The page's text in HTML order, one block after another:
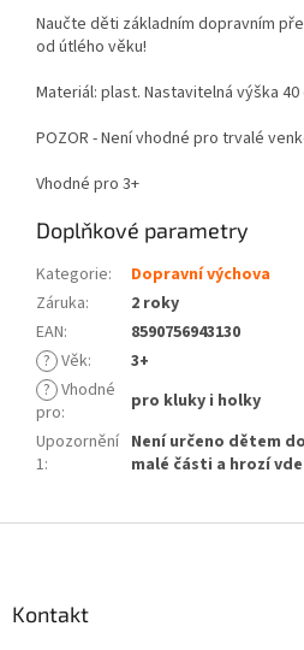
Naučte děti základním dopravním
od útlého věku!
Materiál: plast. Nastavitelná výška 40
POZOR - Není vhodné pro trvalé
Vhodné pro 3+
Doplňkové parametry
Kategorie:
Dopravní výchova
Záruka:
2 roky
EAN:
8590756943130
? Věk:
3+
? Vhodné
pro:
pro kluky i holky
Upozornění
1:
Není určeno dětem
malé části a hrozí
Kontakt